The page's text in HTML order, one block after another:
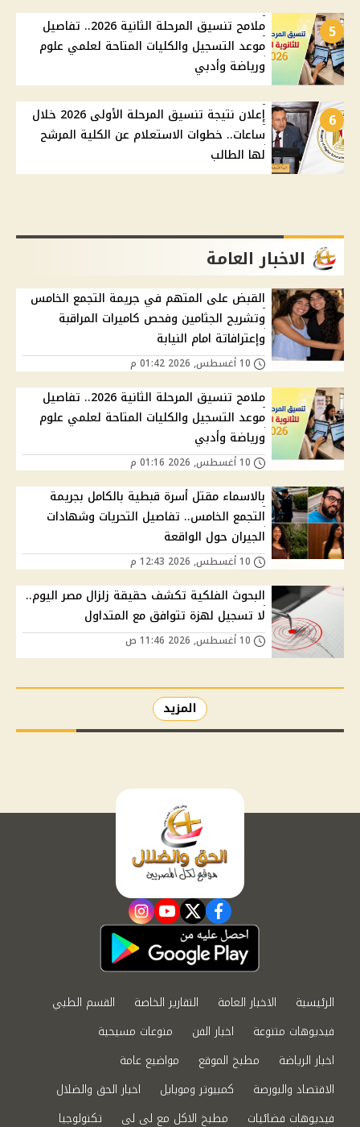
5
ملامح تنسيق المرحلة الثانية 2026.. تفاصيل
موعد التسجيل والكليات المتاحة لعلمي علوم
ورياضة وأدبي
6
إعلان نتيجة تنسيق المرحلة الأولى 2026 خلال
ساعات.. خطوات الاستعلام عن الكلية المرشح
لها الطالب
الاخبار العامة
القبض على المتهم في جريمة التجمع الخامس
وتشريح الجثامين وفحص كاميرات المراقبة
وإعترافاتة امام النيابة
ملامح تنسيق المرحلة الثانية 2026.. تفاصيل
موعد التسجيل والكليات المتاحة لعلمي علوم
ورياضة وأدبي
بالاسماء مقتل أسرة قبطية بالكامل بجريمة
التجمع الخامس.. تفاصيل التحريات وشهادات
الجيران حول الواقعة
البحوث الفلكية تكشف حقيقة زلزال مصر اليوم..
لا تسجيل لهزة تتوافق مع المتداول
المزيد
facebook
twitter
youtube
instagram
الرئيسية الاخبار العامة التقارير الخاصة
القسم الطبي
فيديوهات متنوعة
اخبار الفن
منوعات مسيحية
اخبار الرياضة
مطبخ الموقع
مواضيع عامة
الاقتصاد والبورصة
كمبيوتر وموبايل
اخبار الحق والضلال
فيديوهات فضائيات
مطبخ الاكل مع لى لى تكنولوجيا